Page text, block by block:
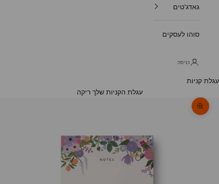
גאדג'טים
סוהו לעסקים
כניסה
עגלת קניות
עגלת הקניות שלך ריקה
תקריב